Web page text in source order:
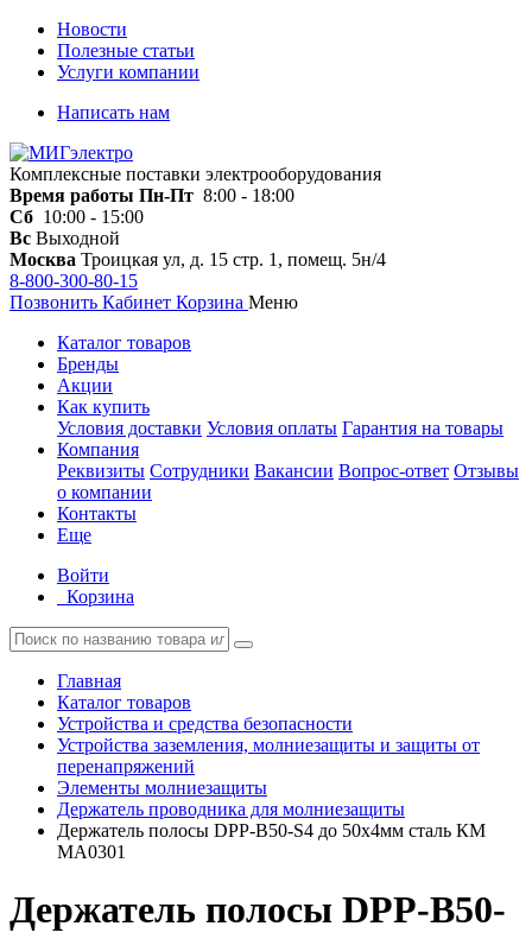
Новости
Полезные статьи
Услуги компании
Написать нам
Комплексные поставки электрооборудования
Время работы Пн-Пт 8:00 - 18:00
Сб 10:00 - 15:00
Вс Выходной
Москва Троицкая ул, д. 15 стр. 1, помещ. 5н/4
8-800-300-80-15
Позвонить Кабинет Корзина Меню
Каталог товаров
Бренды
Акции
Как купить
Условия доставки Условия оплаты Гарантия на товары
Компания
Реквизиты Сотрудники Вакансии Вопрос-ответ Отзывы
о компании
Контакты
Еще
Войти
Корзина
Главная
Каталог товаров
Устройства и средства безопасности
Устройства заземления, молниезащиты и защиты от
перенапряжений
Элементы молниезащиты
Держатель проводника для молниезащиты
Держатель полосы DPP-B50-S4 до 50х4мм сталь КМ
MA0301
Держатель полосы DPP-B50-